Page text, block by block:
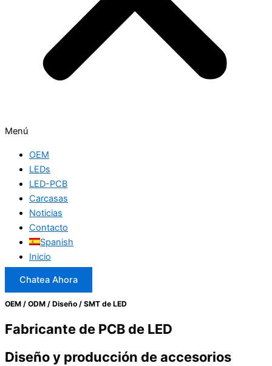
Menú
OEM
LEDs
LED-PCB
Carcasas
Noticias
Contacto
Spanish
Inicio
Chatea Ahora
OEM / ODM / Diseño / SMT de LED
Fabricante de PCB de LED
Diseño y producción de accesorios